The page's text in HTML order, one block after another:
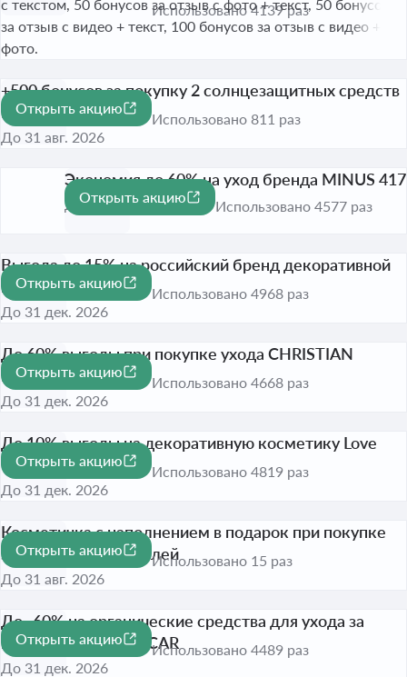
с текстом, 50 бонусов за отзыв с фото + текст, 50 бонусов
за отзыв с видео + текст, 100 бонусов за отзыв с видео +
фото.
Использовано 4139 раз
+500 бонусов за покупку 2 солнцезащитных средств
NIVEA
До 31 авг. 2026
Открыть акцию
Использовано 811 раз
-60%
Экономия до 60% на уход бренда MINUS 417
До 31 дек. 2026
Открыть акцию
Использовано 4577 раз
-15%
Выгода до 15% на российский бренд декоративной
косметики Divage
До 31 дек. 2026
Открыть акцию
Использовано 4968 раз
-60%
До 60% выгоды при покупке ухода CHRISTIAN
BRETON
До 31 дек. 2026
Открыть акцию
Использовано 4668 раз
-10%
До 10% выгоды на декоративную косметику Love
Generation
До 31 дек. 2026
Открыть акцию
Использовано 4819 раз
Косметичка с наполнением в подарок при покупке
SISLEY на 25000 рублей
До 31 авг. 2026
Открыть акцию
Использовано 15 раз
-60%
До -60% на органические средства для ухода за
кожей GREEN SKINCAR
До 31 дек. 2026
Открыть акцию
Использовано 4489 раз